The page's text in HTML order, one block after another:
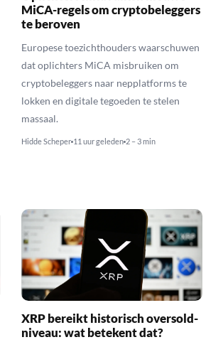
MiCA-regels om cryptobeleggers
te beroven
Europese toezichthouders waarschuwen
dat oplichters MiCA misbruiken om
cryptobeleggers naar nepplatforms te
lokken en digitale tegoeden te stelen
massaal.
Hidde Scheper 11 uur geleden 2 – 3 min
XRP bereikt historisch oversold-
niveau: wat betekent dat?